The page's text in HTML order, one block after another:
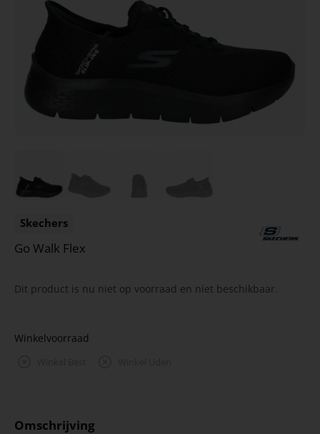
Skechers
Go Walk Flex
Dit product is nu niet op voorraad en niet beschikbaar.
Winkelvoorraad
Omschrijving